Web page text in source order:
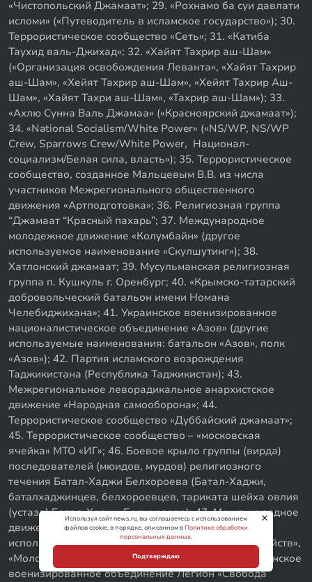
«Чистопольский Джамаат»; 29. «Рохнамо ба суи давлати
исломи» («Путеводитель в исламское государство»); 30.
Террористическое сообщество «Сеть»; 31. «Катиба
Таухид валь-Джихад»; 32. «Хайят Тахрир аш-Шам»
(«Организация освобождения Леванта», «Хайят Тахрир
аш-Шам», «Хейят Тахрир аш-Шам», «Хейят Тахрир Аш-
Шам», «Хайят Тахри аш-Шам», «Тахрир аш-Шам»); 33.
«Ахлю Сунна Валь Джамаа» («Красноярский джамаат»);
34. «National Socialism/White Power» («NS/WP, NS/WP
Crew, Sparrows Crew/White Power, Национал-
социализм/Белая сила, власть»); 35. Террористическое
сообщество, созданное Мальцевым В.В. из числа
участников Межрегионального общественного
движения «Артподготовка»; 36. Религиозная группа
“Джамаат “Красный пахарь”; 37. Международное
молодежное движение «Колумбайн» (другое
используемое наименование «Скулшутинг»); 38.
Хатлонский джамаат; 39. Мусульманская религиозная
группа п. Кушкуль г. Оренбург; 40. «Крымско-татарский
добровольческий батальон имени Номана
Челебиджихана»; 41. Украинское военизированное
националистическое объединение «Азов» (другие
используемые наименования: батальон «Азов», полк
«Азов»); 42. Партия исламского возрождения
Таджикистана (Республика Таджикистан); 43.
Межрегиональное леворадикальное анархистское
движение «Народная самооборона»; 44.
Террористическое сообщество «Дуббайский джамаат»;
45. Террористическое сообщество – «московская
ячейка» МТО «ИГ»; 46. Боевое крыло группы (вирда)
последователей (мюидов, мурдов) религиозного
течения Батал-Хаджи Белхороева (Батал-Хаджи,
баталхаджинцев, белхороевцев, тариката шейха овлия
(устаза) Батал-Хаджи Белхороева); 47. Международное
движение «Маньяки Культ Убийц» (другие
используемые наименования «Маньяки Культ Убийств»,
«Молодёжь Которая Улыбается», М.К.У.); 48. Украинское
военизированное объединение Легион «Свобода
Используя сайт news.ru, вы соглашаетесь с использованием
файлов cookie, в порядке, описанном вПолитике обработки
персональных данных.
Подтверждаю